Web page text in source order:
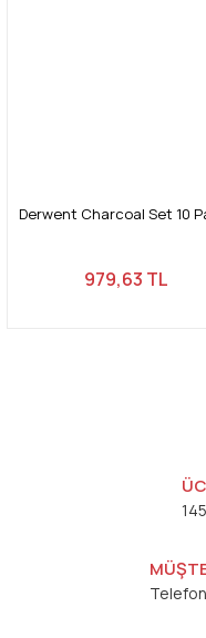
Derwent Charcoal Set 10
979,63 TL